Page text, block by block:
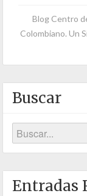
Blog Centro
Colombiano. Un
Buscar
Entradas